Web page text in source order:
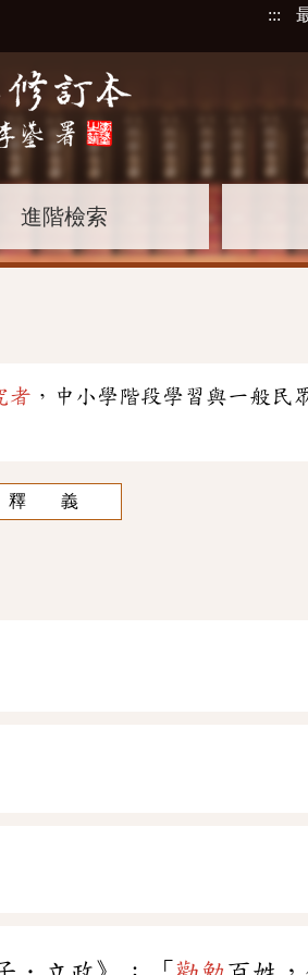
:::
進階檢索
者 ，中小學階段學習與一般民
釋 義